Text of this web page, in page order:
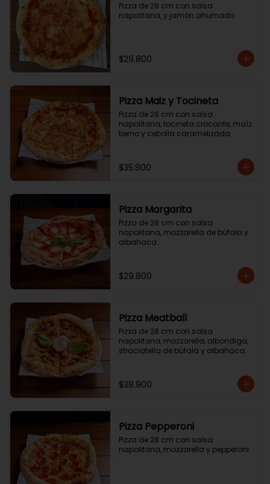
Pizza de 28 cm con salsa
napolitana, y jamón ahumado.
$29.800
Pizza Maiz y Tocineta
Pizza de 28 cm con salsa
napolitana, tocineta crocante, maíz
tierno y cebolla caramelizada.
$35.800
Pizza Margarita
Pizza de 28 cm con salsa
napolitana, mozzarella de búfala y
albahaca.
$29.800
Pizza Meatball
Pizza de 28 cm con salsa
napolitana, mozzarella, albondiga,
straciatella de búfala y albahaca.
$38.900
Pizza Pepperoni
Pizza de 28 cm con salsa
napolitana, mozzarella y pepperoni.
.